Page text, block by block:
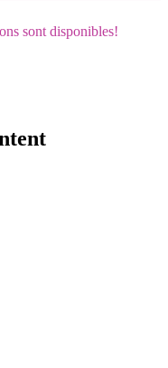
sont disponibles!